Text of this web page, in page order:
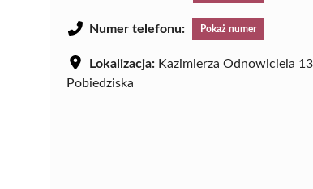
Numer telefonu: Pokaż numer
Lokalizacja: Kazimierza Odnowiciela
Pobiedziska